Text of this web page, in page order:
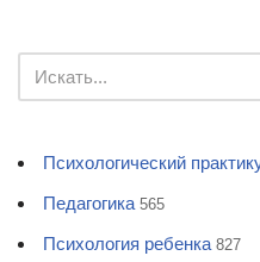
Психологический
Педагогика 565
Психология ребенка 827